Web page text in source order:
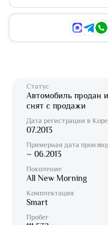
Статус
Автомобиль продан
снят с продажи
Дата регистрации в
07.2013
Примерная дата
~ 06.2013
Поколение
All New Morning
Комплектация
Smart
Пробег